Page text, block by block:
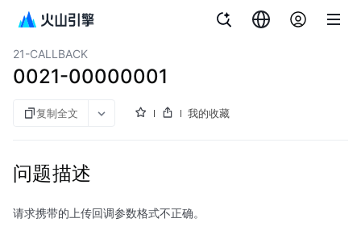
对象存储
21-CALLBACK
0021-00000001
复制全文 我的收藏
问题描述
请求携带的上传回调参数格式不正确。